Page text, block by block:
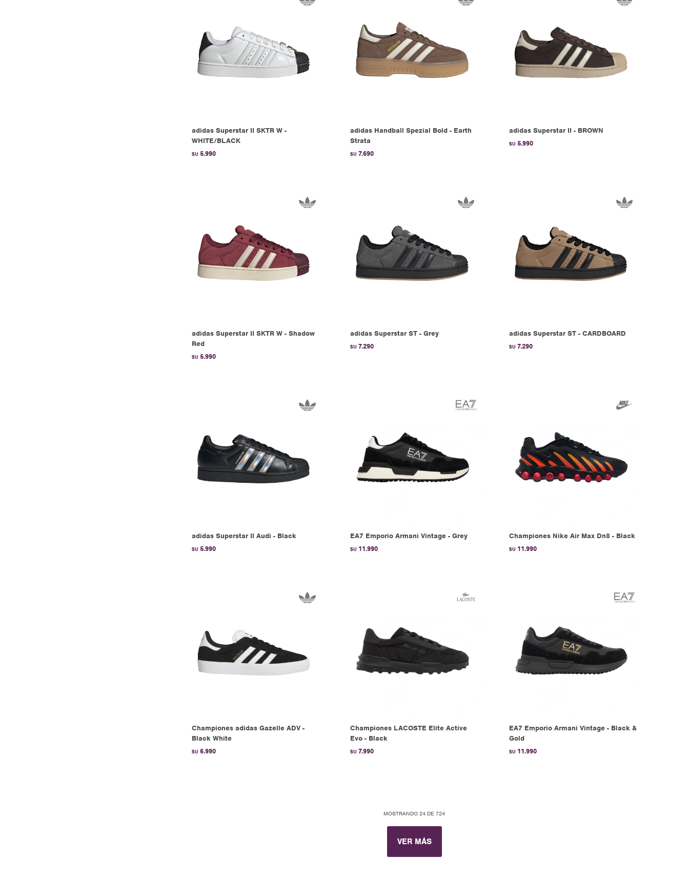
adidas Superstar II SKTR W -
WHITE/BLACK
$U 5.990
adidas Handball Spezial Bold - Earth
Strata
$U 7.690
adidas Superstar II - BROWN
$U 5.990
adidas Superstar II SKTR W - Shadow
Red
$U 5.990
adidas Superstar ST - Grey
$U 7.290
adidas Superstar ST - CARDBOARD
$U 7.290
adidas Superstar II Audi - Black
$U 5.990
EA7 Emporio Armani Vintage - Grey
$U 11.990
Championes Nike Air Max Dn8 - Black
$U 11.990
Championes adidas Gazelle ADV -
Black White
$U 6.990
Championes LACOSTE Elite Active
Evo - Black
$U 7.990
EA7 Emporio Armani Vintage - Black &
Gold
$U 11.990
MOSTRANDO 24 DE 724
VER MÁS